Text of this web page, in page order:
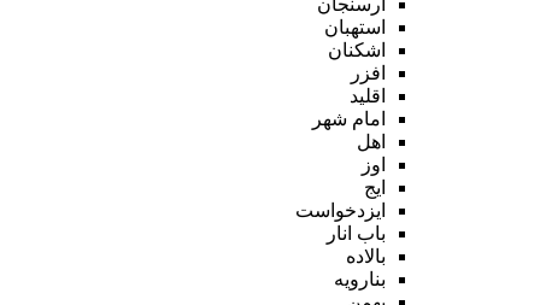
استهبان
اشکنان
افزر
اقلید
امام شهر
اهل
اوز
ایج
ایزدخواست
باب انار
بالاده
بنارویه